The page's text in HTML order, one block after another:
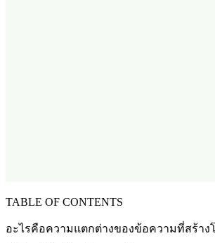
TABLE OF CONTENTS
อะไรคือความแตกต่างของข้อความที่สร้าง